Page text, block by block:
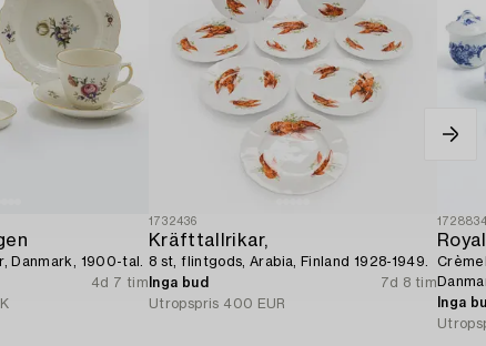
Danmark, 1900-tal.
4d 7 tim
1732436
Kräfttallrikar,
8 st, flintgods, Arabia, Finland 1928-1949.
Inga bud
7d 8 tim
Utropspris 400 EUR
Inga